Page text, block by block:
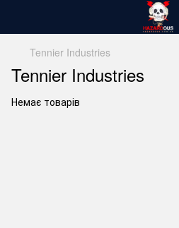
Tennier Industries
Tennier Industries
Немає товарів